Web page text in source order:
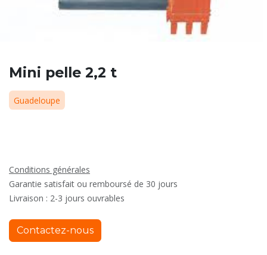
Mini pelle 2,2 t
Guadeloupe
Conditions générales
Garantie satisfait ou remboursé de 30 jours
Livraison : 2-3 jours ouvrables
Contactez-nous